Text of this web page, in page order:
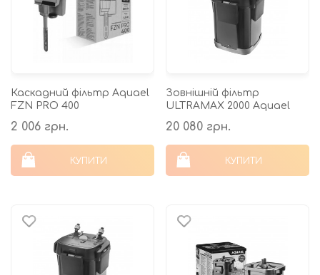
Каскадний фільтр Aquael
FZN PRO 400
2 006 грн.
КУПИТИ
Зовнішній фільтр
ULTRAMAX 2000 Aquael
20 080 грн.
КУПИТИ